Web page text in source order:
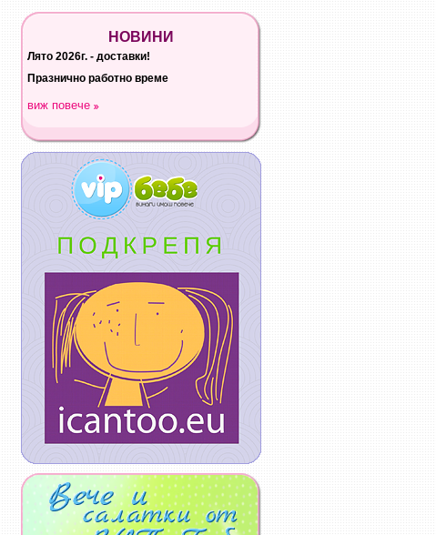
НОВИНИ
Лято 2026г. - доставки!
Празнично работно време
виж повече